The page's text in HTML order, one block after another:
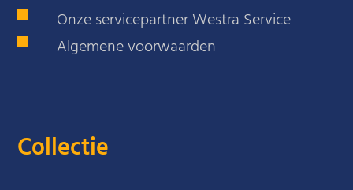
Onze servicepartner Westra Service
Algemene voorwaarden
Collectie